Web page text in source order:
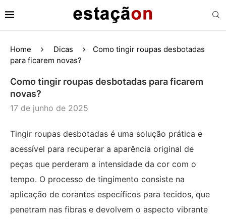
Home Dicas
Como tingir roupas desbotadas
para ficarem novas?
Como tingir roupas desbotadas para ficarem
novas?
17 de junho de 2025
Tingir roupas desbotadas é uma solução prática e
acessível para recuperar a aparência original de
peças que perderam a intensidade da cor com o
tempo. O processo de tingimento consiste na
aplicação de corantes específicos para tecidos, que
penetram nas fibras e devolvem o aspecto vibrante